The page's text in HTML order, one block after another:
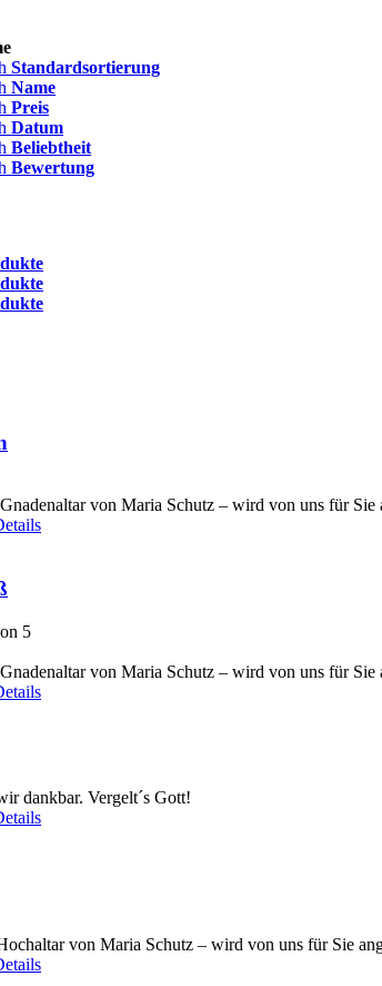
Standardsortierung
Name
Preis
Datum
Beliebtheit
Bewertung
von Maria Schutz – wird von uns für Sie
5
von Maria Schutz – wird von uns für Sie
dankbar. Vergelt´s Gott!
von Maria Schutz – wird von uns für Sie